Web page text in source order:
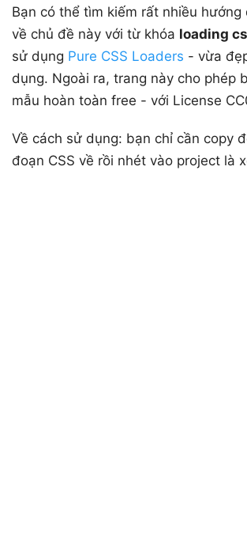
Bạn có thể tìm kiếm rất nhiều hướng
về chủ đề này với từ khóa loading
sử dụng Pure CSS Loaders - vừa
dụng. Ngoài ra, trang này cho phép
mẫu hoàn toàn free - với License
Về cách sử dụng: bạn chỉ cần copy
đoạn CSS về rồi nhét vào project là